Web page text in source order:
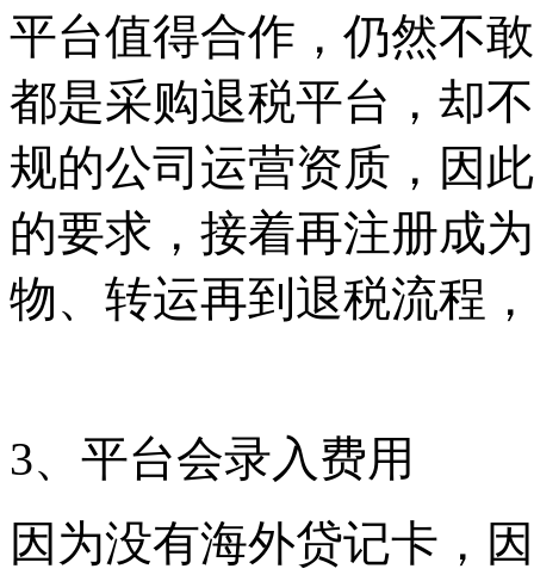
平台值得合作，仍然不
都是采购退税平台，却
规的公司运营资质，因
的要求，接着再注册成
物、转运再到退税流程
3、平台会录入费用
因为没有海外贷记卡，